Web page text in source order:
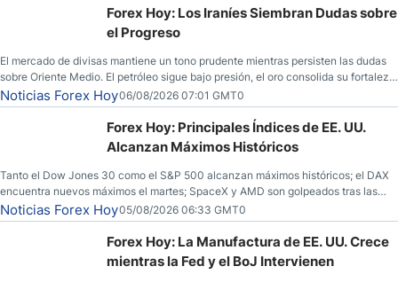
Forex Hoy: Los Iraníes Siembran Dudas sobre
el Progreso
El mercado de divisas mantiene un tono prudente mientras persisten las dudas
sobre Oriente Medio. El petróleo sigue bajo presión, el oro consolida su fortaleza
y los operadores esperan nuevas referencias económicas desde Estados
Unidos.
Noticias Forex Hoy06/08/2026 07:01 GMT0
Forex Hoy: Principales Índices de EE. UU.
Alcanzan Máximos Históricos
Tanto el Dow Jones 30 como el S&P 500 alcanzan máximos históricos; el DAX
encuentra nuevos máximos el martes; SpaceX y AMD son golpeados tras las
llamadas de ganancias; el petróleo crudo cae por debajo de los $80 con nuevas
esperanzas; el dólar estadounidense continúa intentando estabilizarse frente al
yen; el peso mexicano ve un repunte a medida que las tasas caen en EE. UU.
Noticias Forex Hoy05/08/2026 06:33 GMT0
Forex Hoy: La Manufactura de EE. UU. Crece
mientras la Fed y el BoJ Intervienen